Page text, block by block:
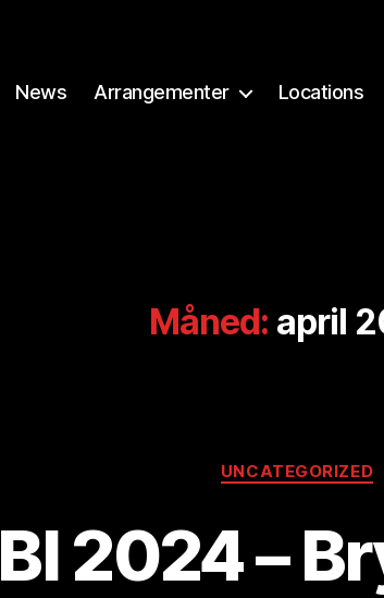
News Arrangementer Locations
Måned: april
Kategorier
UNCATEGORIZED
2024 –
A
r
e